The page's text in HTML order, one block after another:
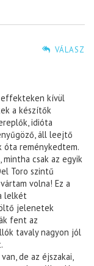
VÁLASZ
effekteken kívül
a készítők
idióta
áll leejtő
óta reménykedtem.
mintha csak az egyik
Toro szintű
volna! Ez a
lelkét
jelenetek
fent az
tavaly nagyon jól
de az éjszakai,